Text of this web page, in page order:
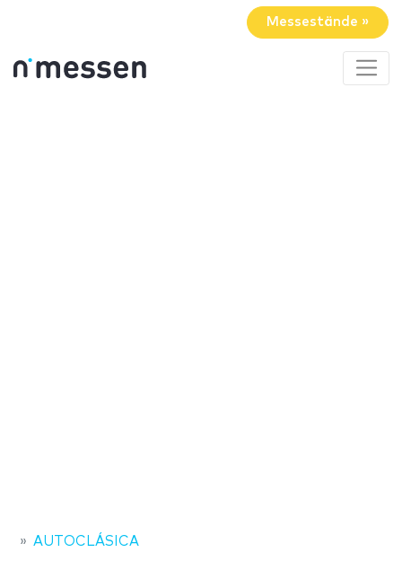
Messestände »
AUTOCLÁSICA